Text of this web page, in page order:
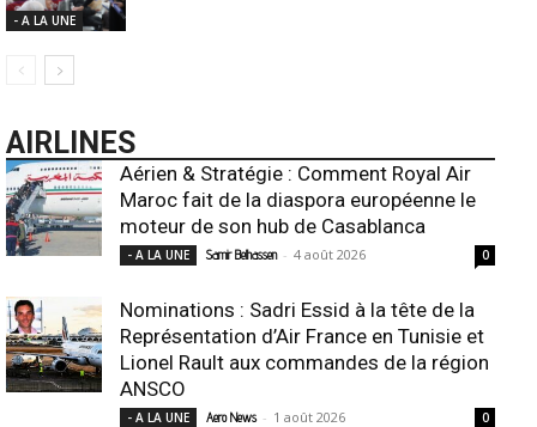
- A LA UNE
AIRLINES
Aérien & Stratégie : Comment Royal Air
Maroc fait de la diaspora européenne le
moteur de son hub de Casablanca
- A LA UNE Samir Belhassen - 4 août 2026 0
Nominations : Sadri Essid à la tête de la
Représentation d’Air France en Tunisie et
Lionel Rault aux commandes de la région
ANSCO
- A LA UNE Aero News - 1 août 2026 0